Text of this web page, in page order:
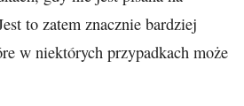
to zatem znacznie bardziej
w niektórych przypadkach może